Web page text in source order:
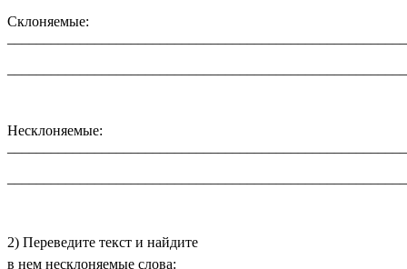
Склоняемые:
Несклоняемые:
2) Переведите текст и найдите
в нем несклоняемые слова: